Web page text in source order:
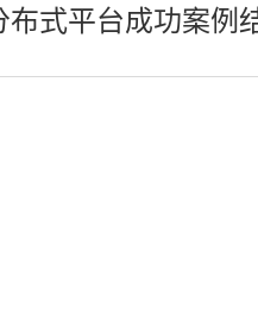
布式平台成功案例